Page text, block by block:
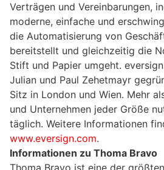
Verträgen und Vereinbarungen,
moderne, einfache und
die Automatisierung von
bereitstellt und gleichzeitig die
Stift und Papier umgeht.
Julian und Paul Zehetmayr
Sitz in London und Wien. Mehr
und Unternehmen jeder Größe
täglich. Weitere Informationen
www.eversign.com.
Informationen zu Thoma Bravo